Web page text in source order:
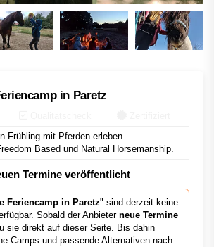
in Paretz
Frühling mit Pferden erleben.
Based und Natural Horsemanship.
Termine veröffentlicht
Feriencamp in Paretz" sind derzeit keine
Sobald der Anbieter neue Termine
sie direkt auf dieser Seite. Bis dahin
Camps und passende Alternativen nach